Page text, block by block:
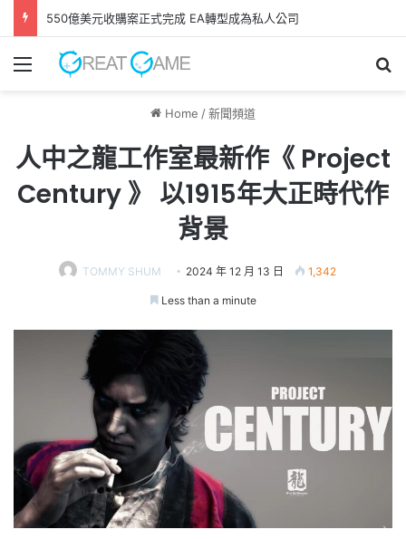
550億美元收購案正式完成 EA轉型成為私人公司
Menu
Home /新聞頻道
人中之龍工作室最新作《 Project
Century 》 以1915年大正時代作
背景
TOMMY SHUM 2024 年 12 月 13 日 1,342
Less than a minute